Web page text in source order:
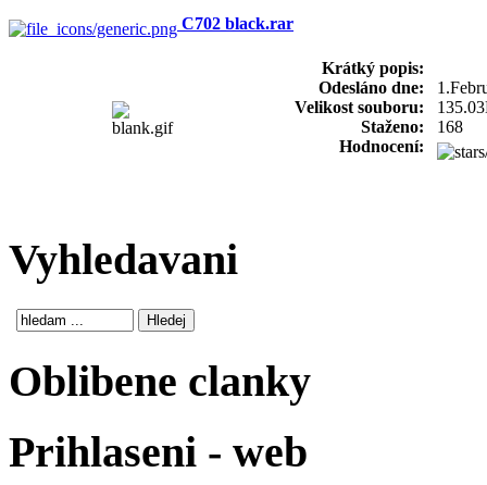
C702 black.rar
Krátký popis:
Odesláno dne:
Velikost souboru:
Staženo:
168
Hodnocení:
Vyhledavani
Oblibene clanky
Prihlaseni - web